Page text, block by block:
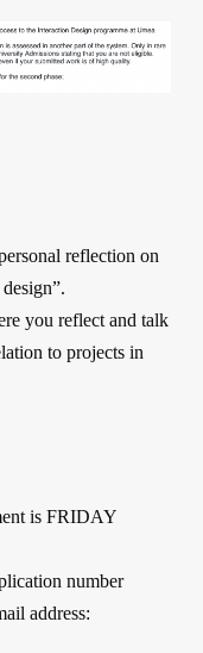
reflection on
you reflect and talk
to projects in
is FRIDAY
number
address: